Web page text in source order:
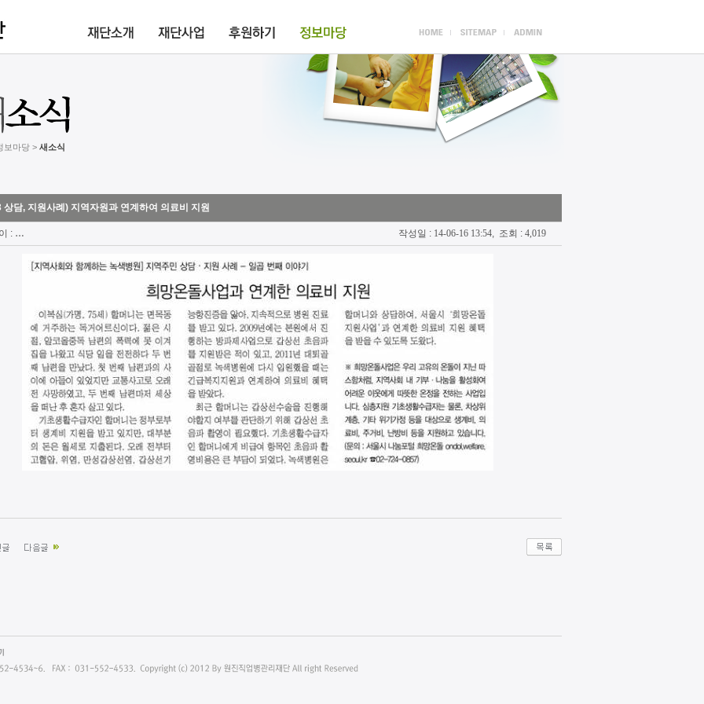
보마당 > 새소식
상담, 지원사례) 지역자원과 연계하여 의료비 지원
: … 작성일 : 14-06-16 13:54, 조회 : 4,019